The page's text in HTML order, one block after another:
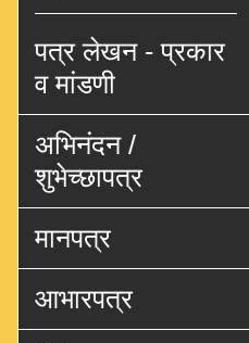
पत्र लेखन - प्रकार
व मांडणी
अभिनंदन /
शुभेच्छापत्र
मानपत्र
आभारपत्र